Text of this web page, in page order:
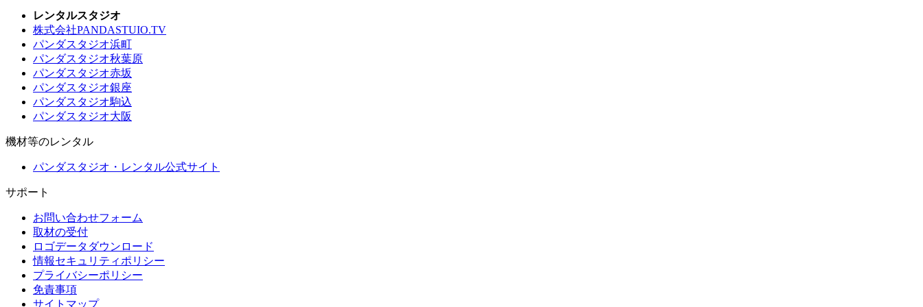
レンタルスタジオ
株式会社PANDASTUIO.TV
パンダスタジオ浜町
パンダスタジオ秋葉原
パンダスタジオ赤坂
パンダスタジオ銀座
パンダスタジオ駒込
パンダスタジオ大阪
機材等のレンタル
パンダスタジオ・レンタル公式サイト
サポート
お問い合わせフォーム
取材の受付
ロゴデータダウンロード
情報セキュリティポリシー
プライバシーポリシー
免責事項
サイトマップ